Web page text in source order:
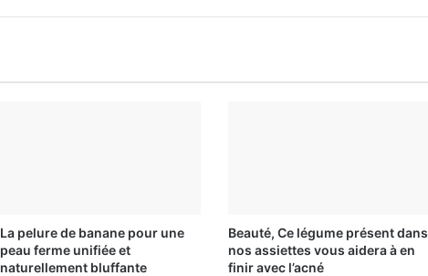
La pelure de banane pour une
peau ferme unifiée et
naturellement bluffante
Beauté, Ce légume présent dans
nos assiettes vous aidera à en
finir avec l’acné